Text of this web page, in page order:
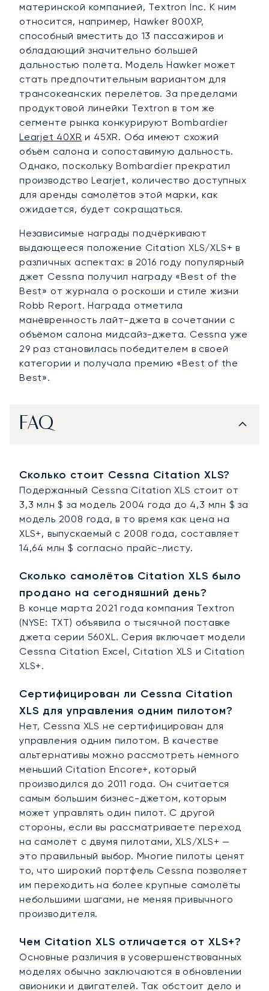
материнской компанией, Textron Inc. К ним
относится, например, Hawker 800XP,
способный вместить до 13 пассажиров и
обладающий значительно большей
дальностью полёта. Модель Hawker может
стать предпочтительным вариантом для
трансокеанских перелётов. За пределами
продуктовой линейки Textron в том же
сегменте рынка конкурируют Bombardier
Learjet 40XR и 45XR. Оба имеют схожий
объём салона и сопоставимую дальность.
Однако, поскольку Bombardier прекратил
производство Learjet, количество доступных
для аренды самолётов этой марки, как
ожидается, будет сокращаться.
Независимые награды подчёркивают
выдающееся положение Citation XLS/XLS+ в
различных аспектах: в 2016 году популярный
джет Cessna получил награду «Best of the
Best» от журнала о роскоши и стиле жизни
Robb Report. Награда отметила
манёвренность лайт-джета в сочетании с
объёмом салона мидсайз-джета. Cessna уже
29 раз становилась победителем в своей
категории и получала премию «Best of the
Best».
FAQ
Сколько стоит Cessna Citation XLS?
Подержанный Cessna Citation XLS стоит от
3,3 млн $ за модель 2004 года до 4,3 млн $ за
модель 2008 года, в то время как цена на
XLS+, выпускаемый с 2008 года, составляет
14,64 млн $ согласно прайс-листу.
Сколько самолётов Citation XLS было
продано на сегодняшний день?
В конце марта 2021 года компания Textron
(NYSE: TXT) объявила о тысячной поставке
джета серии 560XL. Серия включает модели
Cessna Citation Excel, Citation XLS и Citation
XLS+.
Сертифицирован ли Cessna Citation
XLS для управления одним пилотом?
Нет, Cessna XLS не сертифицирован для
управления одним пилотом. В качестве
альтернативы можно рассмотреть немного
меньший Citation Encore+, который
производился до 2011 года. Он считается
самым большим бизнес-джетом, которым
может управлять один пилот. С другой
стороны, если вы рассматриваете переход
на самолёт с двумя пилотами, XLS/XLS+ —
это правильный выбор. Многие пилоты ценят
то, что широкий портфель Cessna позволяет
им переходить на более крупные самолёты
небольшими шагами, не меняя привычного
производителя.
Чем Citation XLS отличается от XLS+?
Основные различия в усовершенствованных
моделях обычно заключаются в обновлении
авионики и двигателей. Так обстоит дело и